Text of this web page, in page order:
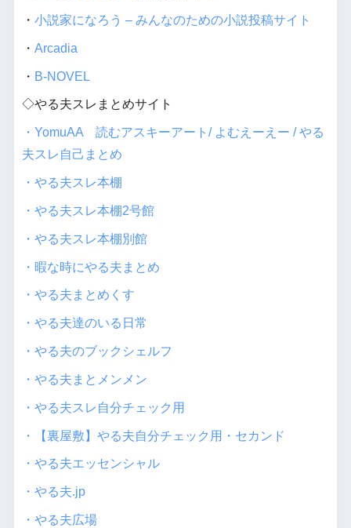
・ 小説家になろう – みんなのための小説投稿サイト
・ Arcadia
・ B-NOVEL
◇やる夫スレまとめサイト
・YomuAA 読むアスキーアート/ よむえーえー / やる
夫スレ自己まとめ
・やる夫スレ本棚
・やる夫スレ本棚2号館
・やる夫スレ本棚別館
・暇な時にやる夫まとめ
・やる夫まとめくす
・やる夫達のいる日常
・やる夫のブックシェルフ
・やる夫まとメンメン
・やる夫スレ自分チェック用
・【裏屋敷】やる夫自分チェック用・セカンド
・やる夫エッセンシャル
・やる夫.jp
・やる夫広場